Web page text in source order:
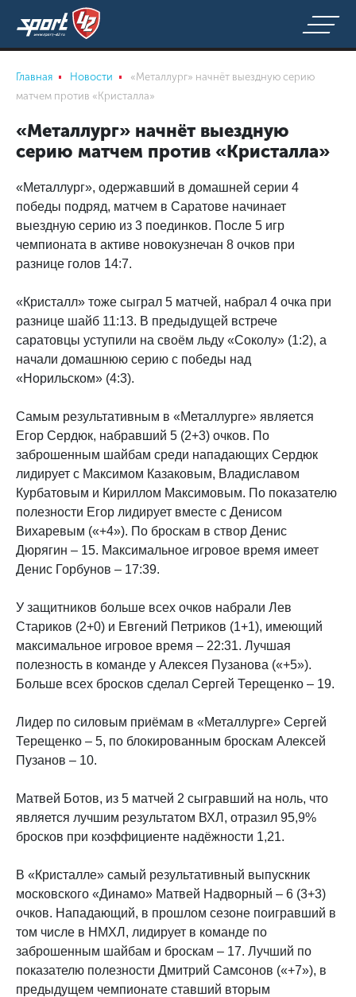
Главная Новости
«Металлург» начнёт выездную серию
матчем против «Кристалла»
«Металлург» начнёт выездную
серию матчем против «Кристалла»
«Металлург», одержавший в домашней серии 4
победы подряд, матчем в Саратове начинает
выездную серию из 3 поединков. После 5 игр
чемпионата в активе новокузнечан 8 очков при
разнице голов 14:7.
«Кристалл» тоже сыграл 5 матчей, набрал 4 очка при
разнице шайб 11:13. В предыдущей встрече
саратовцы уступили на своём льду «Соколу» (1:2), а
начали домашнюю серию с победы над
«Норильском» (4:3).
Самым результативным в «Металлурге» является
Егор Сердюк, набравший 5 (2+3) очков. По
заброшенным шайбам среди нападающих Сердюк
лидирует с Максимом Казаковым, Владиславом
Курбатовым и Кириллом Максимовым. По показателю
полезности Егор лидирует вместе с Денисом
Вихаревым («+4»). По броскам в створ Денис
Дюрягин – 15. Максимальное игровое время имеет
Денис Горбунов – 17:39.
У защитников больше всех очков набрали Лев
Стариков (2+0) и Евгений Петриков (1+1), имеющий
максимальное игровое время – 22:31. Лучшая
полезность в команде у Алексея Пузанова («+5»).
Больше всех бросков сделал Сергей Терещенко – 19.
Лидер по силовым приёмам в «Металлурге» Сергей
Терещенко – 5, по блокированным броскам Алексей
Пузанов – 10.
Матвей Ботов, из 5 матчей 2 сыгравший на ноль, что
является лучшим результатом ВХЛ, отразил 95,9%
бросков при коэффициенте надёжности 1,21.
В «Кристалле» самый результативный выпускник
московского «Динамо» Матвей Надворный – 6 (3+3)
очков. Нападающий, в прошлом сезоне поигравший в
том числе в НМХЛ, лидирует в команде по
заброшенным шайбам и броскам – 17. Лучший по
показателю полезности Дмитрий Самсонов («+7»), в
предыдущем чемпионате ставший вторым